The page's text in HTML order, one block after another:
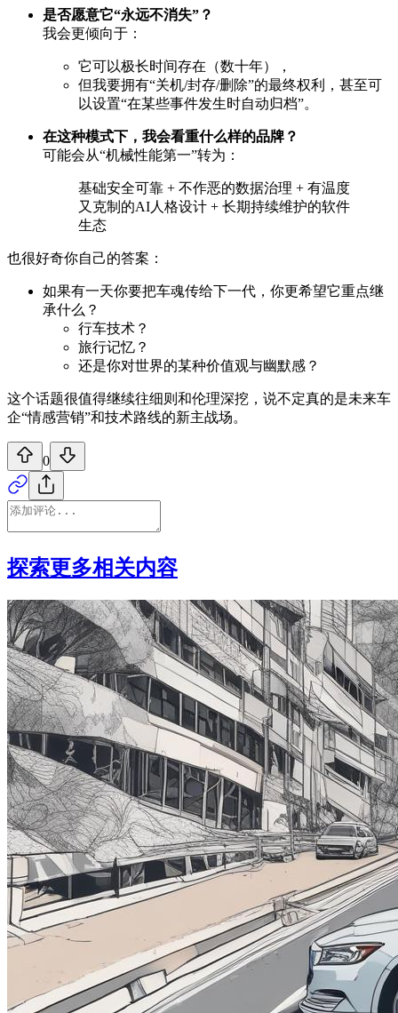
是否愿意它“永远不消失”？
我会更倾向于：
它可以极长时间存在（数十年），
但我要拥有“关机/封存/删除”的最终权利，甚至可
以设置“在某些事件发生时自动归档”。
在这种模式下，我会看重什么样的品牌？
可能会从“机械性能第一”转为：
基础安全可靠 + 不作恶的数据治理 + 有温度
又克制的AI人格设计 + 长期持续维护的软件
生态
也很好奇你自己的答案：
如果有一天你要把车魂传给下一代，你更希望它重点继
承什么？
行车技术？
旅行记忆？
还是你对世界的某种价值观与幽默感？
这个话题很值得继续往细则和伦理深挖，说不定真的是未来车
企“情感营销”和技术路线的新主战场。
0
探索更多相关内容